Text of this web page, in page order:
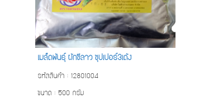
เมล็ดพันธ์ุ ผักชีลาว ซุปเปอร์3เด้ง
รหัสสินค้า : 12801004
ขนาด : 500 กรัม